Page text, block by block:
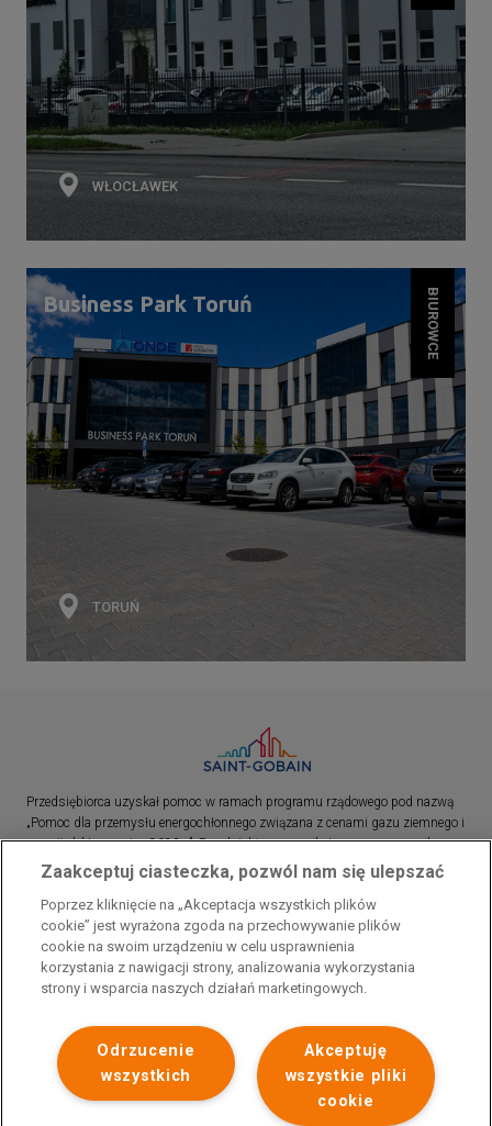
WŁOCŁAWEK
Business Park Toruń
TORUŃ
BIUROWCE
Przedsiębiorca uzyskał pomoc w ramach programu rządowego pod nazwą
„Pomoc dla przemysłu energochłonnego związana z cenami gazu ziemnego i
energii elektrycznej w 2023 r.”. Przedsiębiorca uzyskał pomoc w ramach
programu rządowego pod nazwą: „Pomoc dla sektorów energochłonnych
związana z nagłymi wzrostami cen gazu ziemnego i energii elektrycznej w
2022 r.”
Zaakceptuj ciasteczka, pozwól nam się ulepszać
Poprzez kliknięcie na „Akceptacja wszystkich plików
cookie” jest wyrażona zgoda na przechowywanie plików
cookie na swoim urządzeniu w celu usprawnienia
korzystania z nawigacji strony, analizowania wykorzystania
strony i wsparcia naszych działań marketingowych.
Akceptuję
wszystkie pliki
cookie
Odrzucenie
wszystkich